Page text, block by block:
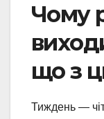
Чому
що з
Тиждень —